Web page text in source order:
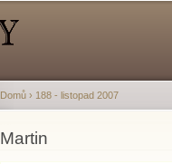
Jste zde
Domů › 188 - listopad 2007
Martin